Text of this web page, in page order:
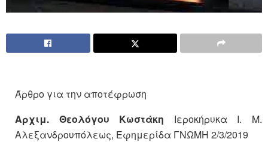
Άρθρο για την αποτέφρωση
Αρχιμ. Θεολόγου Κωστάκη Ιεροκήρυκα I. Μ.
Αλεξανδρουπόλεως, Εφημερίδα ΓΝΩΜΗ 2/3/2019